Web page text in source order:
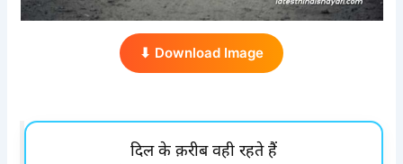
⬇ Download Image
दिल के क़रीब वही रहते हैं